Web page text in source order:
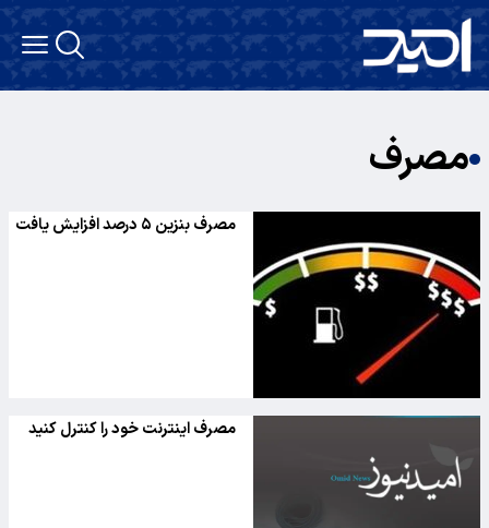
مصرف
مصرف بنزین ۵ درصد افزایش یافت
مصرف اینترنت خود را کنترل کنید